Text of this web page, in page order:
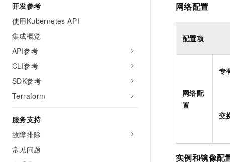
开发参考
使用Kubernetes API
集成概览
API参考
CLI参考
SDK参考
Terraform
服务支持
故障排除
常见问题
网络配置
配置项
网络配
置
专
交
实例和镜像配